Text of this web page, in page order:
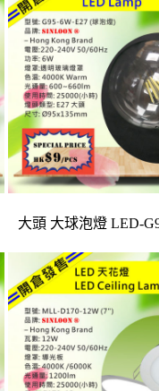
大頭 大球泡燈 LED-